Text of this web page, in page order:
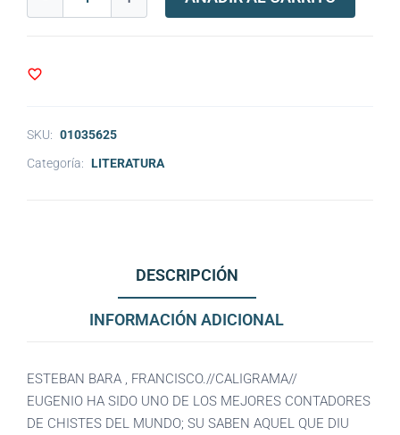
SKU: 01035625
Categoría: LITERATURA
DESCRIPCIÓN
INFORMACIÓN ADICIONAL
ESTEBAN BARA , FRANCISCO.//CALIGRAMA//
EUGENIO HA SIDO UNO DE LOS MEJORES CONTADORES
DE CHISTES DEL MUNDO; SU SABEN AQUEL QUE DIU